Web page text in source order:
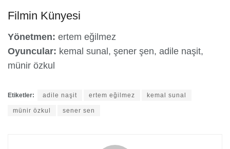
Filmin Künyesi
Yönetmen: ertem eğilmez
Oyuncular: kemal sunal, şener şen, adile naşit,
münir özkul
Etiketler: adile naşit ertem eğilmez kemal sunal
münir özkul sener sen